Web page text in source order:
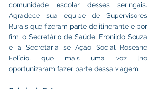
comunidade escolar desses seringais.
Agradece sua equipe de Supervisores
Rurais que fizeram parte de itinerante e por
fim, o Secretário de Saúde, Eronildo Souza
e a Secretaria se Ação Social Roseane
Felício, que mais uma vez lhe
oportunizaram fazer parte dessa viagem.